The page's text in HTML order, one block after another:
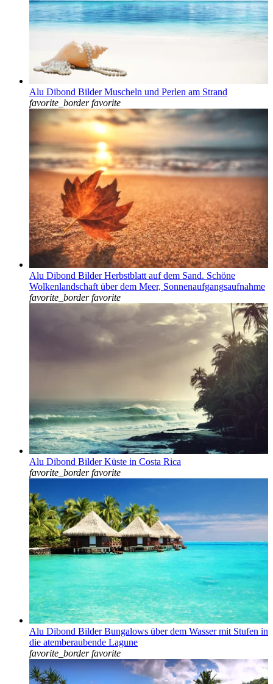
Alu Dibond Bilder Muscheln und Perlen am Strand
favorite_border favorite
Alu Dibond Bilder Herbstblatt auf dem Sand. Schöne
Wolkenlandschaft über dem Meer, Sonnenaufgangsaufnahme
favorite_border favorite
Alu Dibond Bilder Küste in Costa Rica
favorite_border favorite
Alu Dibond Bilder Bungalows über dem Wasser mit Stufen in
die atemberaubende Lagune
favorite_border favorite